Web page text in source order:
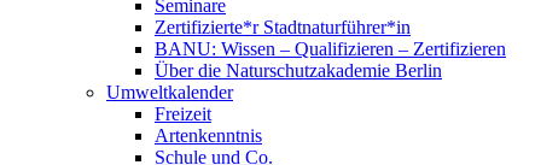
Seminare
Zertifizierte*r Stadtnaturführer*in
BANU: Wissen – Qualifizieren – Zertifizieren
Über die Naturschutzakademie Berlin
Umweltkalender
Freizeit
Artenkenntnis
Schule und Co.